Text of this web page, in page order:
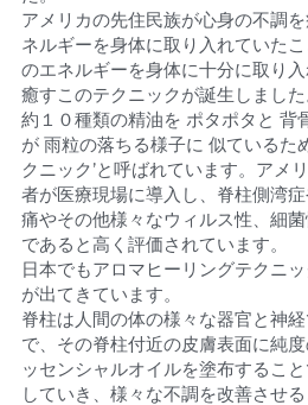
アメリカの先住民族が心身の不調
ネルギーを身体に取り入れていた
のエネルギーを身体に十分に取り
癒すこのテクニックが誕生しました
約１０種類の精油を ポタポタと 背
が 雨粒の落ちる様子に 似ているた
クニック’と呼ばれています。アメ
者が医療現場に導入し、脊柱側湾
痛やその他様々なウィルス性、細
であると高く評価されています。
日本でもアロマヒーリングテクニ
が出てきています。
脊柱は人間の体の様々な器官と神
で、その脊柱付近の皮膚表面に純
ッセンシャルオイルを塗布するこ
していき、様々な不調を改善させ